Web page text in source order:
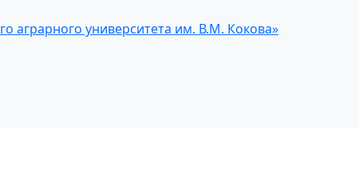
аграрного университета им. В.М. Кокова»